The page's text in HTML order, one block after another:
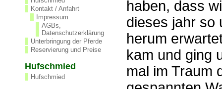
Kontakt / Anfahrt
Impressum
AGBs,
Datenschutzerklärung
Unterbringung der Pferde
Reservierung und Preise
Hufschmied
Hufschmied
haben, dass
dieses jahr so
herum
kam und ging
mal im Traum